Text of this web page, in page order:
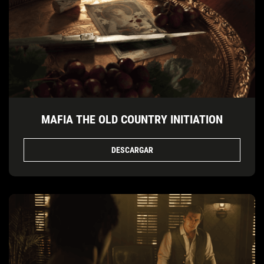
MAFIA THE OLD COUNTRY INITIATION
DESCARGAR